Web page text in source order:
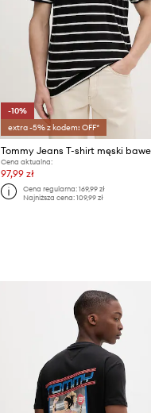
-10%
extra -5% z kodem: OFF*
Cena aktualna:
97,99 zł
Cena regularna: 169,99 zł
Najniższa cena: 109,99 zł